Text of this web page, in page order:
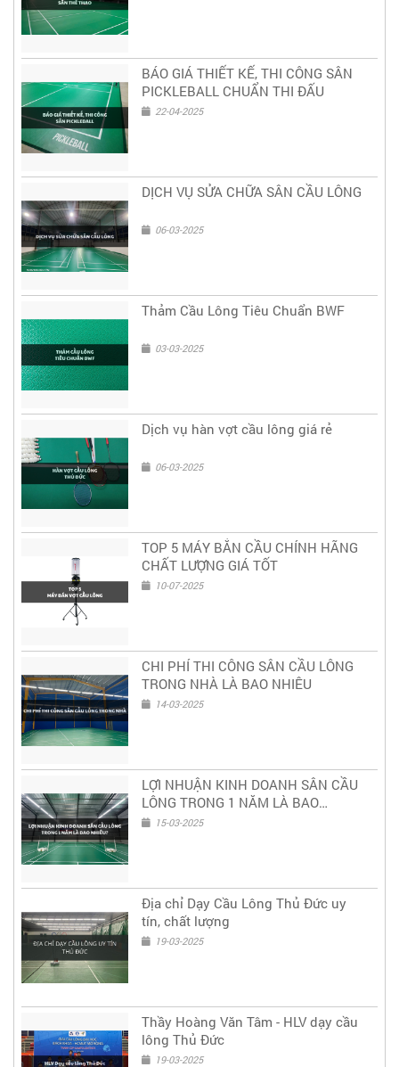
BÁO GIÁ THIẾT KẾ, THI CÔNG SÂN
PICKLEBALL CHUẨN THI ĐẤU
22-04-2025
DỊCH VỤ SỬA CHỮA SÂN CẦU LÔNG
06-03-2025
Thảm Cầu Lông Tiêu Chuẩn BWF
03-03-2025
Dịch vụ hàn vợt cầu lông giá rẻ
06-03-2025
TOP 5 MÁY BẮN CẦU CHÍNH HÃNG
CHẤT LƯỢNG GIÁ TỐT
10-07-2025
CHI PHÍ THI CÔNG SÂN CẦU LÔNG
TRONG NHÀ LÀ BAO NHIÊU
14-03-2025
LỢI NHUẬN KINH DOANH SÂN CẦU
LÔNG TRONG 1 NĂM LÀ BAO
NHIÊU?
15-03-2025
Địa chỉ Dạy Cầu Lông Thủ Đức uy
tín, chất lượng
19-03-2025
Thầy Hoàng Văn Tâm - HLV dạy cầu
lông Thủ Đức
19-03-2025